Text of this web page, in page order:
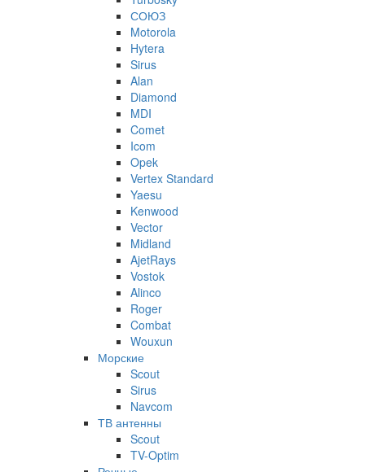
СОЮЗ
Motorola
Hytera
Sirus
Alan
Diamond
MDI
Comet
Icom
Opek
Vertex Standard
Yaesu
Kenwood
Vector
Midland
AjetRays
Vostok
Alinco
Roger
Combat
Wouxun
Морские
Scout
Sirus
Navcom
ТВ антенны
Scout
TV-Optim